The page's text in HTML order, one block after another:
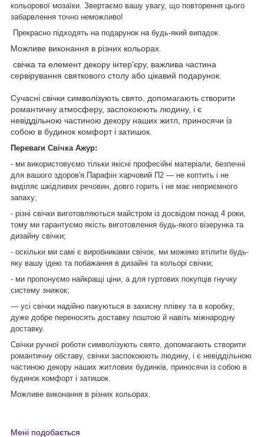
кольорової мозаїки. Звертаємо вашу увагу, що повторення цього
забарвлення точно неможливо!
Прекрасно підходять на подарунок на будь-який випадок.
Можливе виконання в різних кольорах.
свічка та елемент декору інтер'єру, важлива частина
сервірування святкового столу або цікавий подарунок.
Сучасні свічки символізують свято, допомагають створити
романтичну атмосферу, заспокоюють людину, і є
невіддільною частиною декору наших житл, приносячи із
собою в будинок комфорт і затишок.
Переваги Свічка Ажур:
- ми використовуємо тільки якісні професійні матеріали, безпечні
для вашого здоров'я.Парафін харчовий П2 — не коптить і не
виділяє шкідливих речовин, довго горить і не має неприємного
запаху;
- різні свічки виготовляються майстром із досвідом понад 4 роки,
тому ми гарантуємо якість виготовлення будь-якого візерунка та
дизайну свічки;
- оскільки ми самі є виробниками свічок, ми можемо втілити будь-
яку вашу ідею та побажання в дизайні та кольорі свічки;
- ми пропонуємо найкращі ціни, а для гуртових покупців гнучку
систему знижок;
— усі свічки надійно пакуються в захисну плівку та в коробку,
дуже добре переносять доставку поштою й навіть міжнародну
доставку.
Свічки ручної роботи символізують свято, допомагають створити
романтичну обставу, свічки заспокоюють людину, і є невіддільною
частиною декору наших житлових будинків, приносячи із собою в
будинок комфорт і затишок.
Можливе виконання в різних кольорах.
Мені подобається